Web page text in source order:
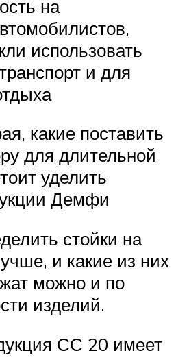
на
использовать
и для
какие поставить
для длительной
уделить
Демфи
стойки на
и какие из них
можно и по
изделий.
СС 20 имеет